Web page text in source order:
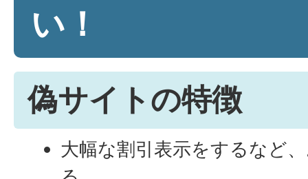
い！
偽サイトの特徴
大幅な割引表示をするなど